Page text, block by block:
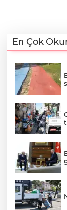
En Çok